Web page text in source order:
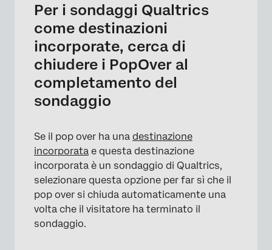
Per i sondaggi Qualtrics
come destinazioni
incorporate, cerca di
chiudere i PopOver al
completamento del
sondaggio
Se il pop over ha una destinazione
incorporata e questa destinazione
incorporata è un sondaggio di Qualtrics,
selezionare questa opzione per far sì che il
pop over si chiuda automaticamente una
volta che il visitatore ha terminato il
sondaggio.